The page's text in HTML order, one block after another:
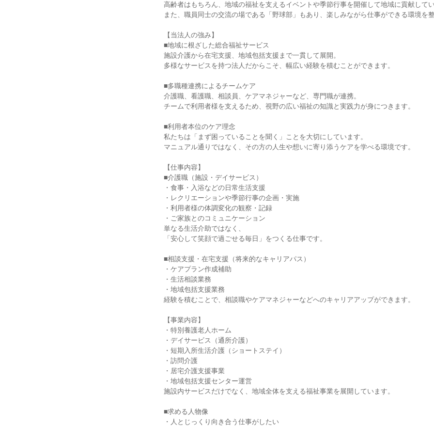
高齢者はもちろん、地域の福祉を支えるイベントや季節行事を開催して地域に貢献してい
また、職員同士の交流の場である「野球部」もあり、楽しみながら仕事ができる環境を
【当法人の強み】
■地域に根ざした総合福祉サービス
施設介護から在宅支援、地域包括支援まで一貫して展開。
多様なサービスを持つ法人だからこそ、幅広い経験を積むことができます。
■多職種連携によるチームケア
介護職、看護職、相談員、ケアマネジャーなど、専門職が連携。
チームで利用者様を支えるため、視野の広い福祉の知識と実践力が身につきます。
■利用者本位のケア理念
私たちは「まず困っていることを聞く」ことを大切にしています。
マニュアル通りではなく、その方の人生や想いに寄り添うケアを学べる環境です。
【仕事内容】
■介護職（施設・デイサービス）
・食事・入浴などの日常生活支援
・レクリエーションや季節行事の企画・実施
・利用者様の体調変化の観察・記録
・ご家族とのコミュニケーション
単なる生活介助ではなく、
「安心して笑顔で過ごせる毎日」をつくる仕事です。
■相談支援・在宅支援（将来的なキャリアパス）
・ケアプラン作成補助
・生活相談業務
・地域包括支援業務
経験を積むことで、相談職やケアマネジャーなどへのキャリアアップができます。
【事業内容】
・特別養護老人ホーム
・デイサービス（通所介護）
・短期入所生活介護（ショートステイ）
・訪問介護
・居宅介護支援事業
・地域包括支援センター運営
施設内サービスだけでなく、地域全体を支える福祉事業を展開しています。
■求める人物像
・人とじっくり向き合う仕事がしたい